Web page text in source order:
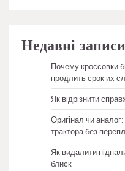
Недавні записи
Почему кроссовки
продлить срок их
Як відрізнити
Оригінал чи
трактора без
Як видалити
блиск